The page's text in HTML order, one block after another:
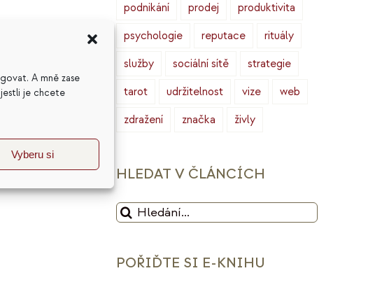
A mně zase
je chcete
Vyberu si
Od
podnikání
prodej
produktivita
psychologie
reputace
rituály
služby
sociální sítě
strategie
tarot
udržitelnost vize
web
zdražení
značka živly
HLEDAT V ČLÁNCÍCH
Hledat:
POŘIĎTE SI E-KNIHU